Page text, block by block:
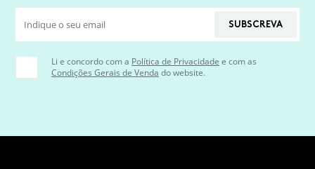
SUBSCREVA
Li e concordo com a Política de Privacidade e com as
Condições Gerais de Venda do website.